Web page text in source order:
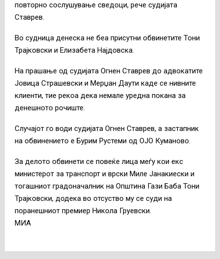
повторно сослушување сведоци, рече судијата
Ставрев.
Во судница денеска не беа присутни обвинетите Тони
Трајковски и Елизабета Најдовска.
На прашање од судијата Огнен Ставрев до адвокатите
Јовица Страшевски и Мерџан Даути каде се нивните
клиенти, тие рекоа дека немале уредна покана за
денешното рочиште.
Случајот го води судијата Огнен Ставрев, а застапник
на обвинението е Бурим Рустеми од ОЈО Куманово.
За делото обвинети се повеќе лица меѓу кои екс
министерот за транспорт и врски Миле Јанакиески и
тогашниот градоначалник на Општина Гази Баба Тони
Трајковски, додека во отсуство му се суди на
поранешниот премиер Никола Груевски.
MИА